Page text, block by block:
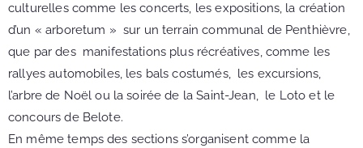
culturelles comme les concerts, les expositions, la création
d’un « arboretum » sur un terrain communal de Penthièvre,
que par des manifestations plus récréatives, comme les
rallyes automobiles, les bals costumés, les excursions,
l’arbre de Noël ou la soirée de la Saint-Jean, le Loto et le
concours de Belote.
En même temps des sections s’organisent comme la